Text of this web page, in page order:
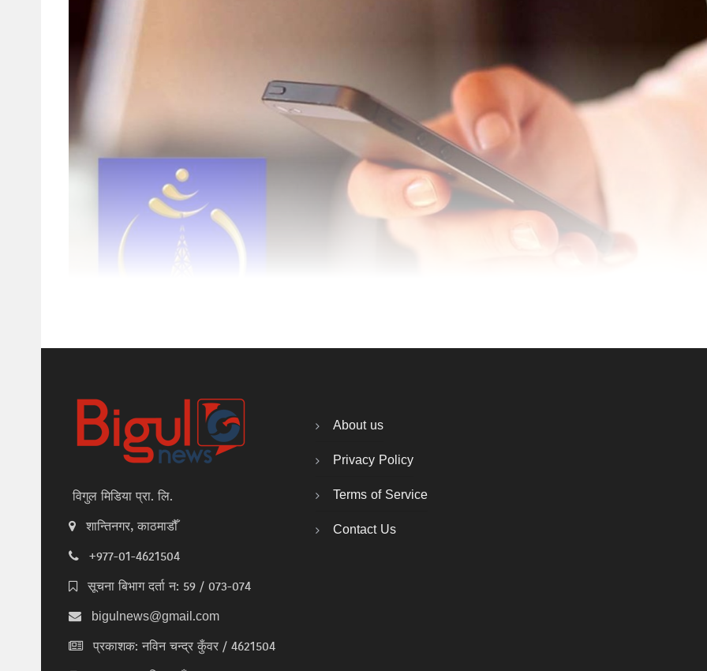
विगुल मिडिया प्रा. लि.
शान्तिनगर, काठमाडौँ
+977-01-4621504
सूचना बिभाग दर्ता न: 59 / 073-074
bigulnews@gmail.com
प्रकाशक: नविन चन्द्र कुँवर / 4621504
About us
Privacy Policy
Terms of Service
Contact Us